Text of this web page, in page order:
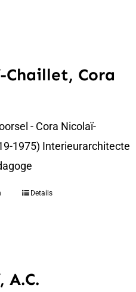
Chaillet, Cora
- Cora Nicolaï-
1975) Interieurarchitecte
Details
A.C.